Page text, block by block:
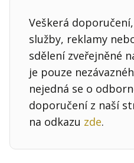
Veškerá
služby, reklamy
sdělení zveřejněné
je pouze
nejedná se o
doporučení z naší
na odkazu zde.